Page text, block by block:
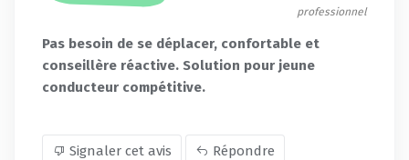
professionnel
Pas besoin de se déplacer, confortable et
conseillère réactive. Solution pour jeune
conducteur compétitive.
Signaler cet avis Répondre